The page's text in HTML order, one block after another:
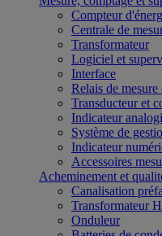
Compteur
Centrale de
Transformateur
Logiciel et
Interface
Relais de
Transducteur et
Indicateur
Système de
Indicateur
Accessoires
Acheminement et
Canalisation
Transformateur
Onduleur